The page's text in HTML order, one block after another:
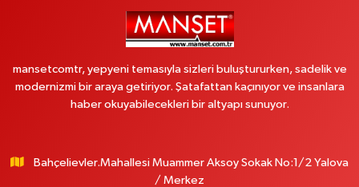
mansetcomtr, yepyeni temasıyla sizleri buluştururken, sadelik ve
modernizmi bir araya getiriyor. Şatafattan kaçınıyor ve insanlara
haber okuyabilecekleri bir altyapı sunuyor.
Bahçelievler.Mahallesi Muammer Aksoy Sokak No:1/2 Yalova
/ Merkez